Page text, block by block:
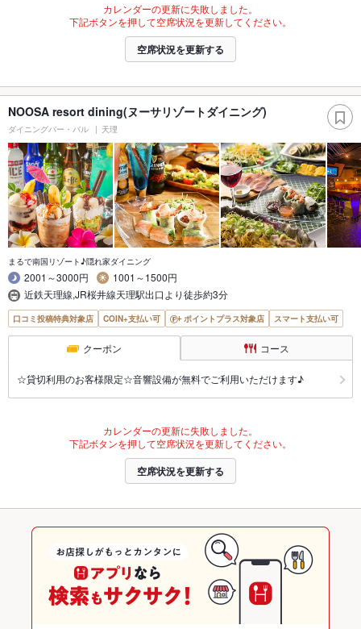
カレンダーの更新に失敗しました。
下記ボタンを押して空席状況を更新してください。
空席状況を更新する
NOOSA resort dining(ヌーサリゾートダイニング)
ダイニングバー・バル 天理
まるで南国リゾート♪隠れ家ダイニング
2001～3000円
1001～1500円
近鉄天理線,JR桜井線天理駅出口より徒歩約3分
口コミ投稿特典対象店 COIN+支払い可 ポイントプラス対象店 スマート支払い可
クーポン コース
☆貸切利用のお客様限定☆音響設備が無料でご利用いただけます♪
カレンダーの更新に失敗しました。
下記ボタンを押して空席状況を更新してください。
空席状況を更新する